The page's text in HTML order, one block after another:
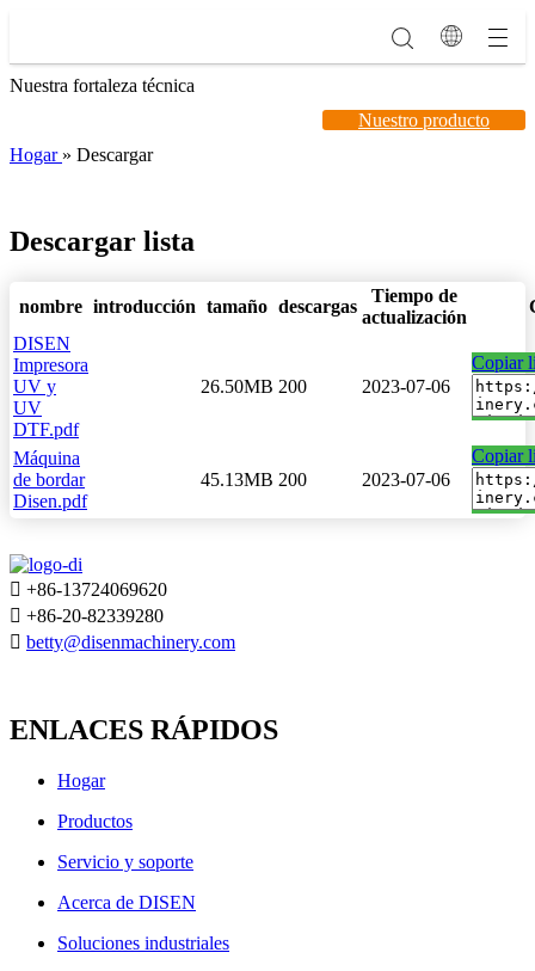
Nuestra fortaleza técnica
Nuestro producto
Hogar » Descargar
Descargar lista
nombre introducción tamaño descargas
Tiempo de
actualización
DISEN
Impresora
UV y
UV
DTF.pdf
26.50MB 200 2023-07-06
Copiar
Máquina
de bordar
Disen.pdf
45.13MB 200 2023-07-06
Copiar
 +86-13724069620
 +86-20-82339280
 betty@disenmachinery.com
ENLACES RÁPIDOS
Hogar
Productos
Servicio y soporte
Acerca de DISEN
Soluciones industriales